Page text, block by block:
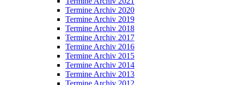
Termine Archiv 2020
Termine Archiv 2019
Termine Archiv 2018
Termine Archiv 2017
Termine Archiv 2016
Termine Archiv 2015
Termine Archiv 2014
Termine Archiv 2013
Termine Archiv 2012